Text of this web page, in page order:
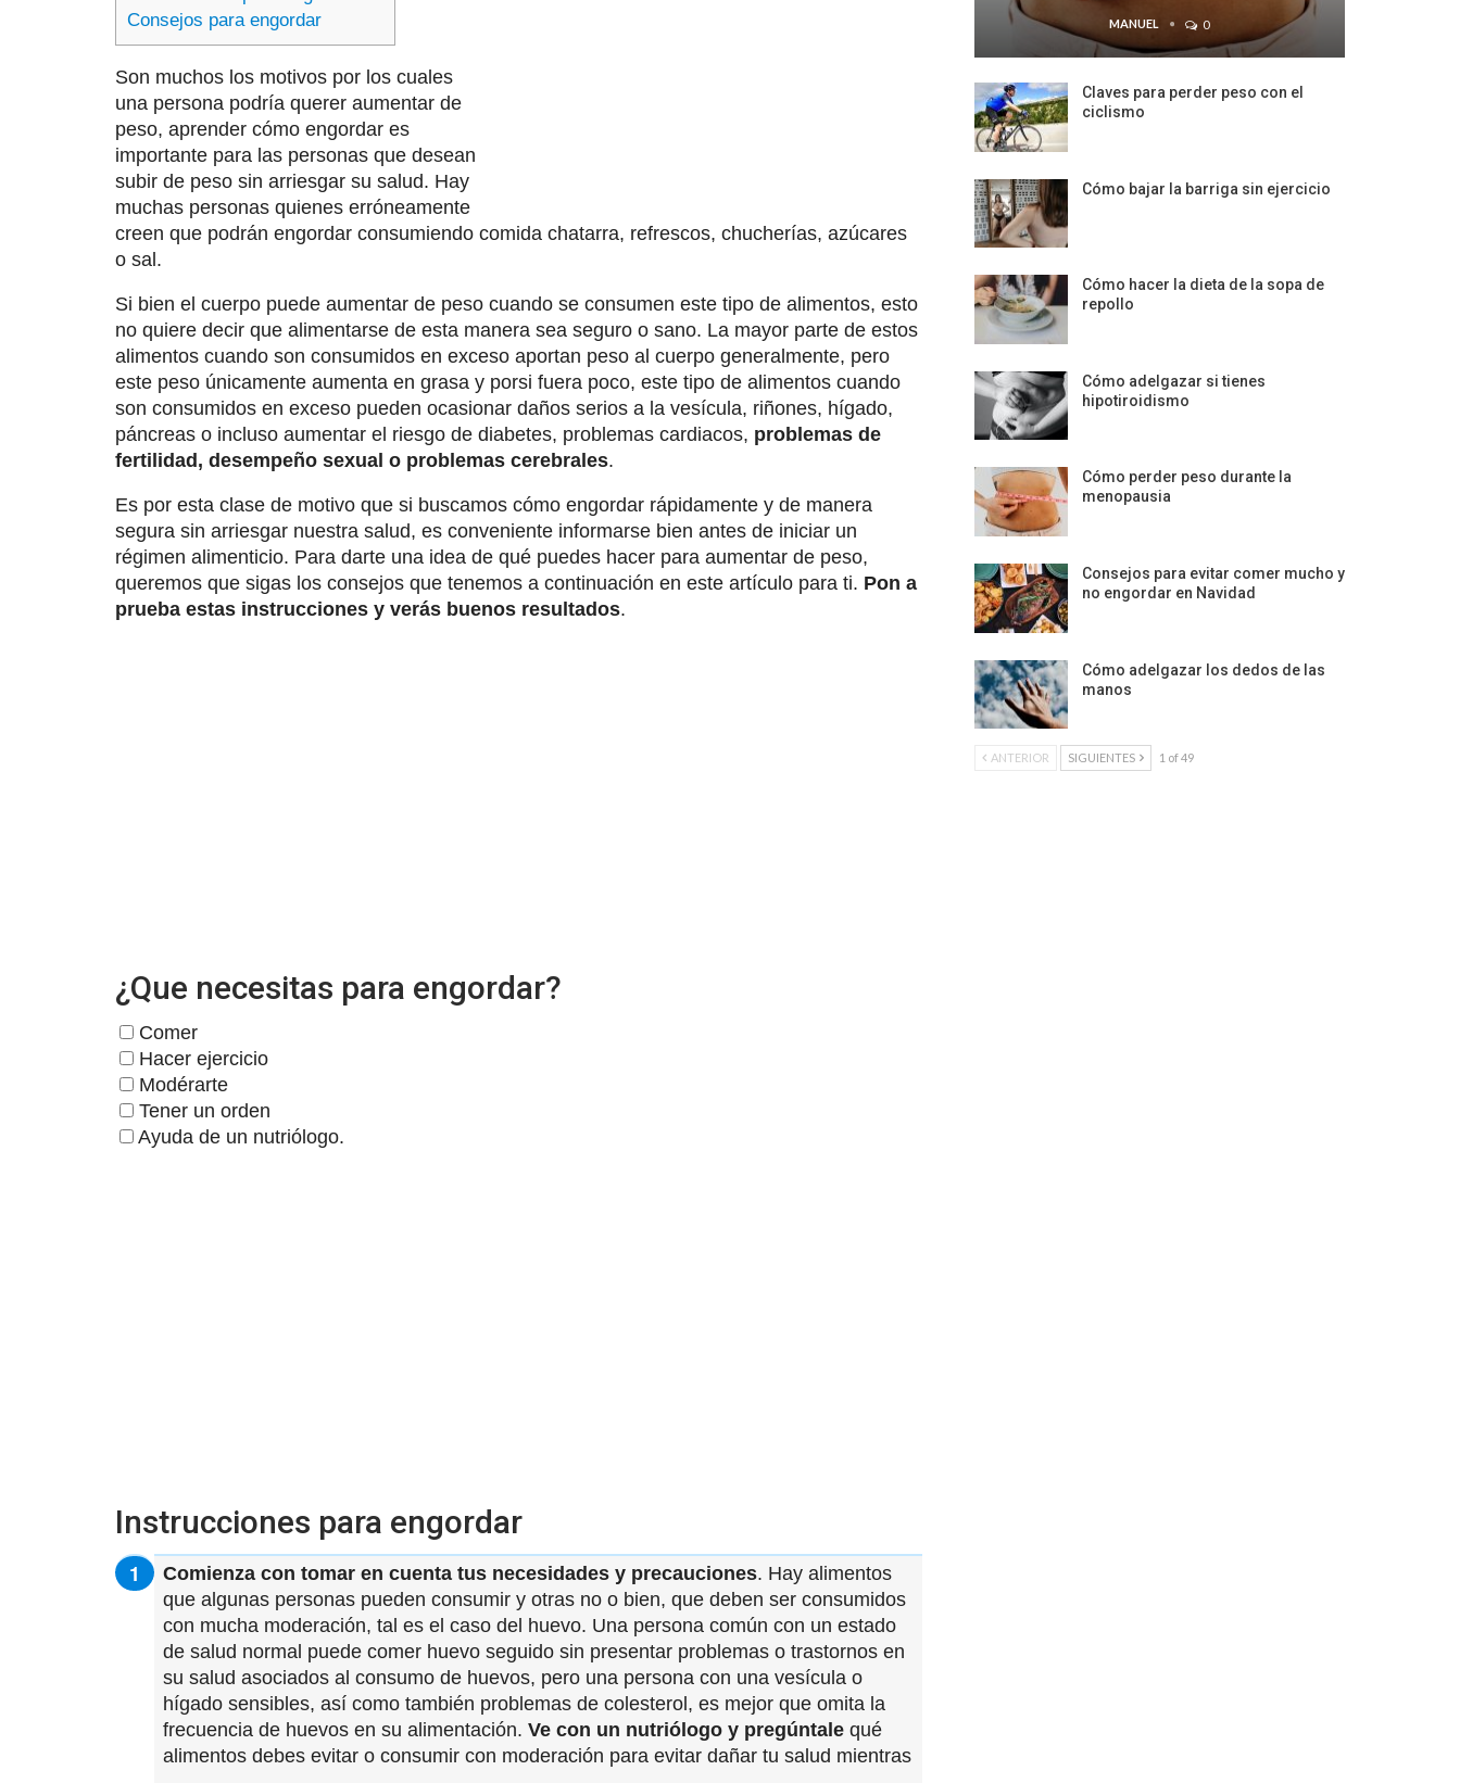
Consejos para engordar
Son muchos los motivos por los cuales
una persona podría querer aumentar de
peso, aprender cómo engordar es
importante para las personas que desean
subir de peso sin arriesgar su salud. Hay
muchas personas quienes erróneamente
creen que podrán engordar consumiendo comida chatarra, refrescos, chucherías, azúcares
o sal.
Si bien el cuerpo puede aumentar de peso cuando se consumen este tipo de alimentos, esto
no quiere decir que alimentarse de esta manera sea seguro o sano. La mayor parte de estos
alimentos cuando son consumidos en exceso aportan peso al cuerpo generalmente, pero
este peso únicamente aumenta en grasa y porsi fuera poco, este tipo de alimentos cuando
son consumidos en exceso pueden ocasionar daños serios a la vesícula, riñones, hígado,
páncreas o incluso aumentar el riesgo de diabetes, problemas cardiacos, problemas de
fertilidad, desempeño sexual o problemas cerebrales.
Es por esta clase de motivo que si buscamos cómo engordar rápidamente y de manera
segura sin arriesgar nuestra salud, es conveniente informarse bien antes de iniciar un
régimen alimenticio. Para darte una idea de qué puedes hacer para aumentar de peso,
queremos que sigas los consejos que tenemos a continuación en este artículo para ti. Pon a
prueba estas instrucciones y verás buenos resultados.
¿Que necesitas para engordar?
Comer
Hacer ejercicio
Modérarte
Tener un orden
Ayuda de un nutriólogo.
Instrucciones para engordar
Comienza con tomar en cuenta tus necesidades y precauciones. Hay alimentos
que algunas personas pueden consumir y otras no o bien, que deben ser consumidos
con mucha moderación, tal es el caso del huevo. Una persona común con un estado
de salud normal puede comer huevo seguido sin presentar problemas o trastornos en
su salud asociados al consumo de huevos, pero una persona con una vesícula o
hígado sensibles, así como también problemas de colesterol, es mejor que omita la
frecuencia de huevos en su alimentación. Ve con un nutriólogo y pregúntale qué
alimentos debes evitar o consumir con moderación para evitar dañar tu salud mientras
MANUEL 0
Claves para perder peso con el
ciclismo
Cómo bajar la barriga sin ejercicio
Cómo hacer la dieta de la sopa de
repollo
Cómo adelgazar si tienes
hipotiroidismo
Cómo perder peso durante la
menopausia
Consejos para evitar comer mucho y
no engordar en Navidad
Cómo adelgazar los dedos de las
manos
ANTERIOR SIGUIENTES 1 of 49